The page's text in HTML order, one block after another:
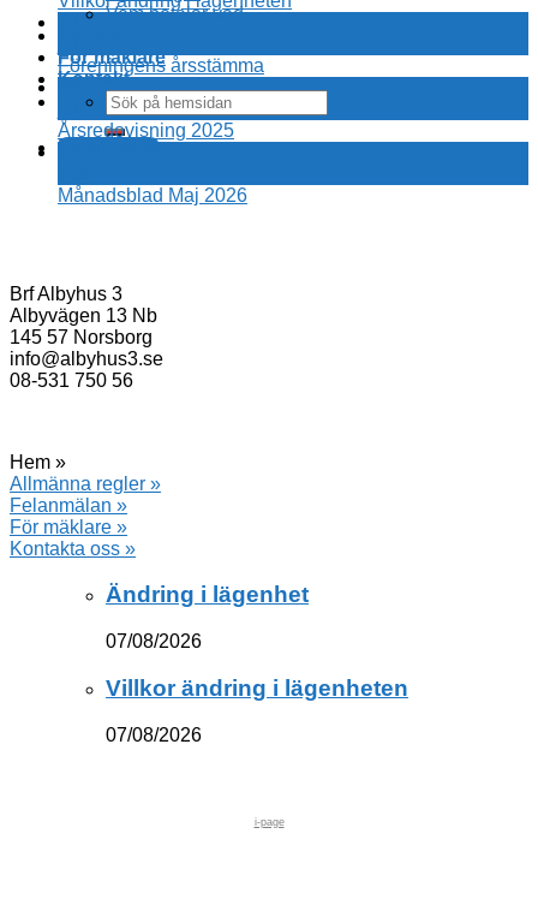
Vem betalar vad
För mäklare
Kontakt
Felanmälan
Föreningens årsstämma
Årsredovisning 2025
Månadsblad Maj 2026
Brf Albyhus 3
Albyvägen 13 Nb
145 57 Norsborg
info@albyhus3.se
08-531 750 56
Hem »
Allmänna regler »
Felanmälan »
För mäklare »
Kontakta oss »
Ändring i lägenhet
07/08/2026
Villkor ändring i lägenheten
07/08/2026
i-page